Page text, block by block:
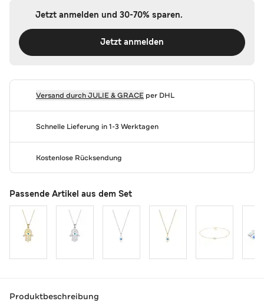
Jetzt anmelden und 30-70% sparen.
Jetzt anmelden
Versand durchJULIE & GRACEper DHL
Schnelle Lieferung in 1-3 Werktagen
Kostenlose Rücksendung
Passende Artikel aus dem Set
Produktbeschreibung